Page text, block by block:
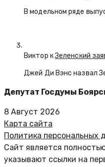
В модельном ряде
Виктор кЗеленский
Джей Ди Вэнс назвал
Депутат Госдумы
8 Август 2026
Карта сайта
Политика персональных
Сайт является
указывают ссылки на